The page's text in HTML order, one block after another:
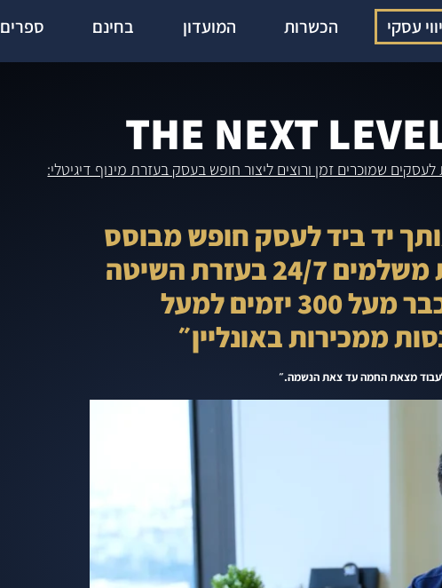
עסקי הכשרות המועדון בחינם ספרים
THE NEXT
שמוכרים זמן ורוצים ליצור חופש בעסק בעזרת מינוף דיגיטלי:
אותך יד ביד לעסק חופש מבוסס
דיגיטל שמגייס עבורך לקוחות משלמים 24/7 בעזרת השיטה
של נקסט לבל שהובילה כבר מעל 300 יזמים למעל
לעבוד מצאת החמה עד צאת הנשמה.״